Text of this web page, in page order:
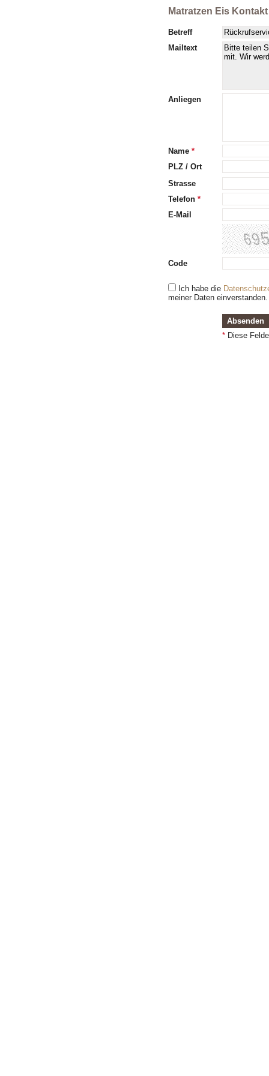
Matratzen Eis
Betreff
Mailtext
Anliegen
Name *
PLZ / Ort
Strasse
Telefon *
E-Mail
Code
Ich habe die
meiner Daten einverstanden.
* Diese